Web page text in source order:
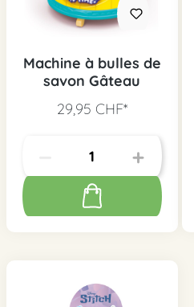
Machine à bulles de
savon Gâteau
29,95 CHF*